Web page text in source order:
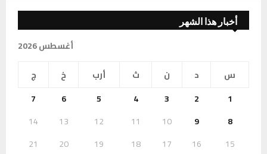
أخبار هذا الشهر
أغسطس 2026
س
د ن ث أرب خ
ج
1
2
3
4
5
6
7
8
9
10
11
12
13
14
15
16
17
18
19
20
21